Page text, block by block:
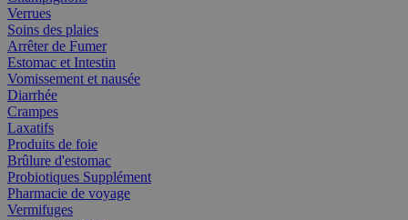
Verrues
Soins des plaies
Arrêter de Fumer
Estomac et Intestin
Vomissement et nausée
Diarrhée
Crampes
Laxatifs
Produits de foie
Brûlure d'estomac
Probiotiques Supplément
Pharmacie de voyage
Vermifuges